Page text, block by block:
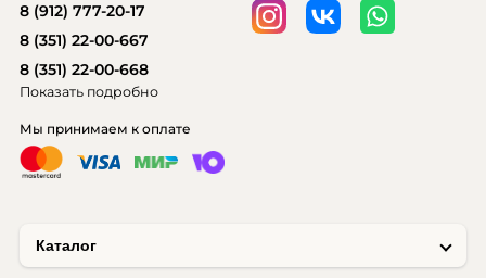
Каталог
Мы принимаем к оплате
8 (912) 777-20-17
8 (351) 22-00-667
8 (351) 22-00-668
Показать подробно